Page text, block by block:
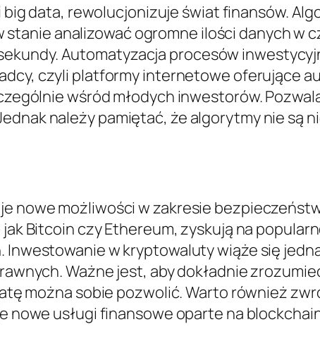
data, rewolucjonizuje świat finansów.
analizować ogromne ilości danych w
Automatyzacja procesów
czyli platformy internetowe oferujące
wśród młodych inwestorów.
należy pamiętać, że algorytmy nie są
nowe możliwości w zakresie
Bitcoin czy Ethereum, zyskują na
w kryptowaluty wiąże się
Ważne jest, aby dokładnie
można sobie pozwolić. Warto również
usługi finansowe oparte na